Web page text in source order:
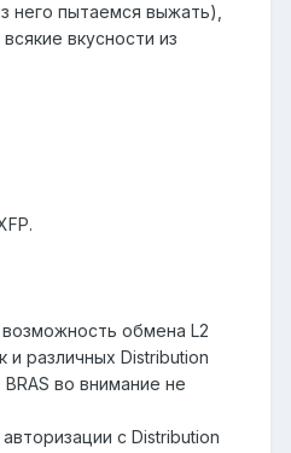
него пытаемся выжать),
вкусности из
обмена L2
различных Distribution
во внимание не
с Distribution